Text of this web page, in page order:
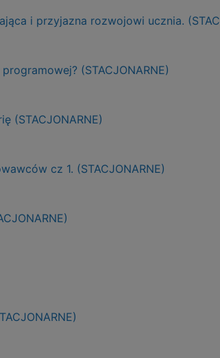
i przyjazna rozwojowi ucznia.
(STACJONARNE)
(STACJONARNE)
cz 1. (STACJONARNE)